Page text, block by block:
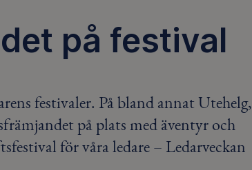
på festival
festivaler. På bland annat Utehelg,
på plats med äventyr och
för våra ledare – Ledarveckan